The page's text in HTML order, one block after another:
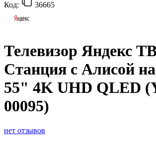
Код: 36665
Телевизор Яндекс
Станция с Алисой
55" 4K UHD QLED
00095)
нет отзывов